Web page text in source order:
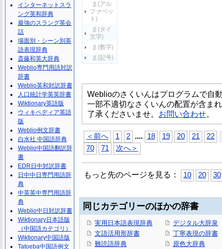
ま(アル
ファベッ
ト)
ま(タイ
文字)
ま(数字)
ま(記号)
Weblioのさくいんはプログラムで自
一部不適切なさくいんの配置が含ま
了承くださいませ。 お問い合わせ。
＜前へ 1 2 .... 18 19 20 21 22
70
71 次へ＞
もっと先のページを見る： 10 20 30
同じカテゴリーのほかの辞書
実用日本語表現辞典
文語活用形辞書
難読語辞典
デジタル大辞泉
丁寧表現の辞書
原色大辞典
インターネットスラ
ング英和辞典
最強のスラング英会
話
場面別・シーン別英
語表現辞典
斎藤和英大辞典
Weblio専門用語対訳
辞書
Weblio英和対訳辞書
人口統計学英英辞書
Wiktionary英語版
ウィキペディア英語
版
Weblio例文辞書
白水社 中国語辞典
Weblio中国語翻訳辞
書
EDR日中対訳辞書
日中中日専門用語辞
典
中英英中専門用語辞
典
Weblio中日対訳辞書
Wiktionary日本語版
（中国語カテゴリ）
Wiktionary中国語版
Tatoeba中国語例文